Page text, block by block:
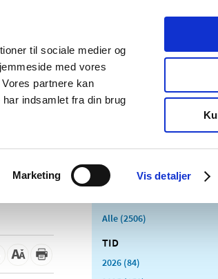
til sociale medier og
med vores
partnere kan
indsamlet fra din brug
Marketing Vis detaljer
Kontakt Udgivelser
af
Medicinsk
Særlige
produktområder
Alle (2506)
TID
2026 (84)